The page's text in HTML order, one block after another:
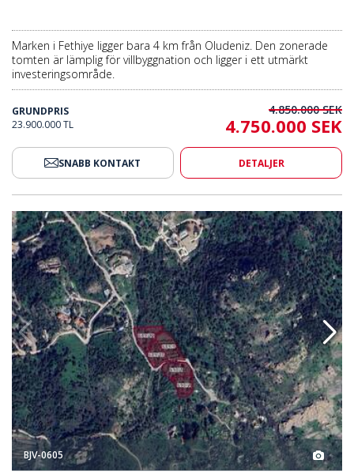
Marken i Fethiye ligger bara 4 km från Oludeniz. Den zonerade
tomten är lämplig för villbyggnation och ligger i ett utmärkt
investeringsområde.
GRUNDPRIS
23.900.000 TL
4.850.000 SEK
4.750.000 SEK
SNABB KONTAKT DETALJER
Nära Yalikavak Marina Bodrum 2 Rymlig Mark Med Havsutsikt
BJV-0605